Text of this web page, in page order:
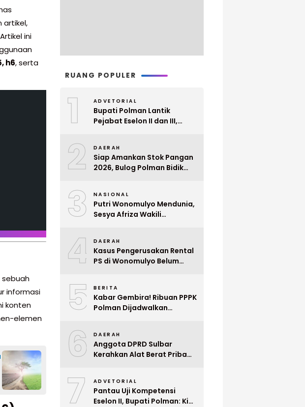
artikel,
ini
h6, serta
informasi
konten
elemen
RUANG POPULER
1 ADVETORIAL
Bupati Polman Lantik
Pejabat Eselon II dan III,
2 DAERAH
Siap Amankan Stok Pangan
2026, Bulog Polman Bidik
3 NASIONAL
Putri Wonomulyo Mendunia,
Sesya Afriza Wakili
4 DAERAH
Kasus Pengerusakan Rental
PS di Wonomulyo Belum
Pelaku
5 BERITA
Kabar Gembira! Ribuan PPPK
Polman Dijadwalkan
6 DAERAH
Anggota DPRD Sulbar
Kerahkan Alat Berat Pribadi
7 ADVETORIAL
Pantau Uji Kompetensi
Eselon II, Bupati Polman: Kita